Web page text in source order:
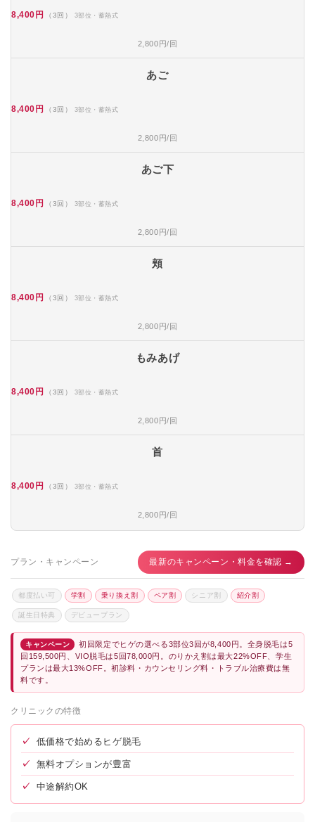
8,400円 （3回） 3部位・蓄熱式
2,800円/回
あご
8,400円 （3回） 3部位・蓄熱式
2,800円/回
あご下
8,400円 （3回） 3部位・蓄熱式
2,800円/回
頬
8,400円 （3回） 3部位・蓄熱式
2,800円/回
もみあげ
8,400円 （3回） 3部位・蓄熱式
2,800円/回
首
8,400円 （3回） 3部位・蓄熱式
2,800円/回
プラン・キャンペーン 最新のキャンペーン・料金を確認 →
都度払い可 学割 乗り換え割 ペア割 シニア割 紹介割
誕生日特典 デビュープラン
キャンペーン
初回限定でヒゲの選べる3部位3回が8,400円。全身脱毛は5
回159,500円、VIO脱毛は5回78,000円。のりかえ割は最大22%OFF、学生
プランは最大13%OFF。初診料・カウンセリング料・トラブル治療費は無
料です。
クリニックの特徴
✓ 低価格で始めるヒゲ脱毛
✓ 無料オプションが豊富
✓ 中途解約OK